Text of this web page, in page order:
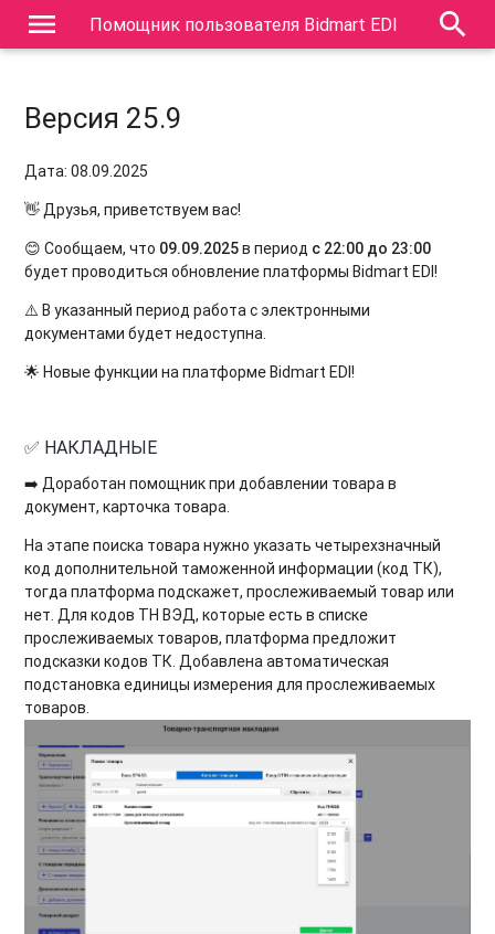
menu Помощник пользователя Bidmart EDI search
Версия 25.9
Дата: 08.09.2025
👋 Друзья, приветствуем вас!
😊 Сообщаем, что 09.09.2025в период с 22:00 до 23:00
будет проводиться обновление платформы Bidmart EDI!
⚠️ В указанный период работа с электронными
документами будет недоступна.
🌟 Новые функции на платформе Bidmart EDI!
✅ НАКЛАДНЫЕ
➡️ Доработан помощник при добавлении товара в
документ, карточка товара.
На этапе поиска товара нужно указать четырехзначный
код дополнительной таможенной информации (код ТК),
тогда платформа подскажет, прослеживаемый товар или
нет. Для кодов ТН ВЭД, которые есть в списке
прослеживаемых товаров, платформа предложит
подсказки кодов ТК. Добавлена автоматическая
подстановка единицы измерения для прослеживаемых
товаров.